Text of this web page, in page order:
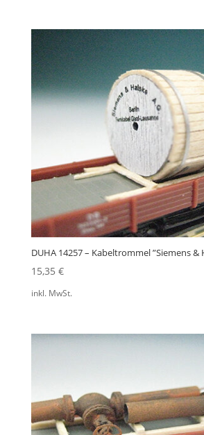
DUHA 14257 – Kabeltrommel ”Siemens &
15,35 €
inkl. MwSt.